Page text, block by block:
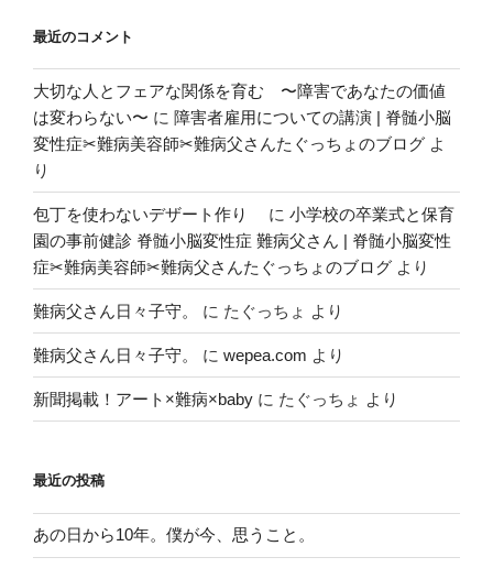
最近のコメント
大切な人とフェアな関係を育む 〜障害であなたの価値
は変わらない〜 に 障害者雇用についての講演 | 脊髄小脳
変性症✂︎難病美容師✂︎難病父さんたぐっちょのブログ よ
り
包丁を使わないデザート作り に 小学校の卒業式と保育
園の事前健診 脊髄小脳変性症 難病父さん | 脊髄小脳変性
症✂︎難病美容師✂︎難病父さんたぐっちょのブログ より
難病父さん日々子守。 に たぐっちょ より
難病父さん日々子守。 に wepea.com より
新聞掲載！アート×難病×baby に たぐっちょ より
最近の投稿
あの日から10年。僕が今、思うこと。